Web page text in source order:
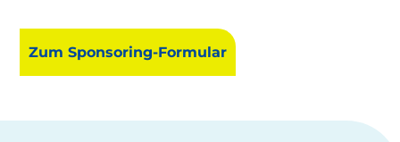
Zum Sponsoring-Formular